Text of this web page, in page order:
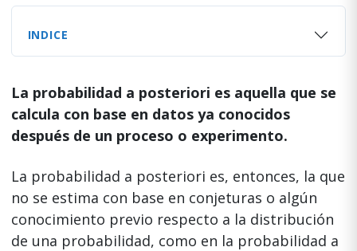
INDICE
La probabilidad a posteriori es aquella que se
calcula con base en datos ya conocidos
después de un proceso o experimento.
La probabilidad a posteriori es, entonces, la que
no se estima con base en conjeturas o algún
conocimiento previo respecto a la distribución
de una probabilidad, como en la probabilidad a